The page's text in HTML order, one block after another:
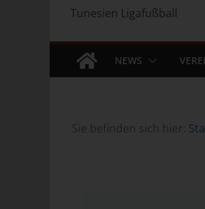
Tunesien Ligafußball
NEWS
Sie befinden sich hier: